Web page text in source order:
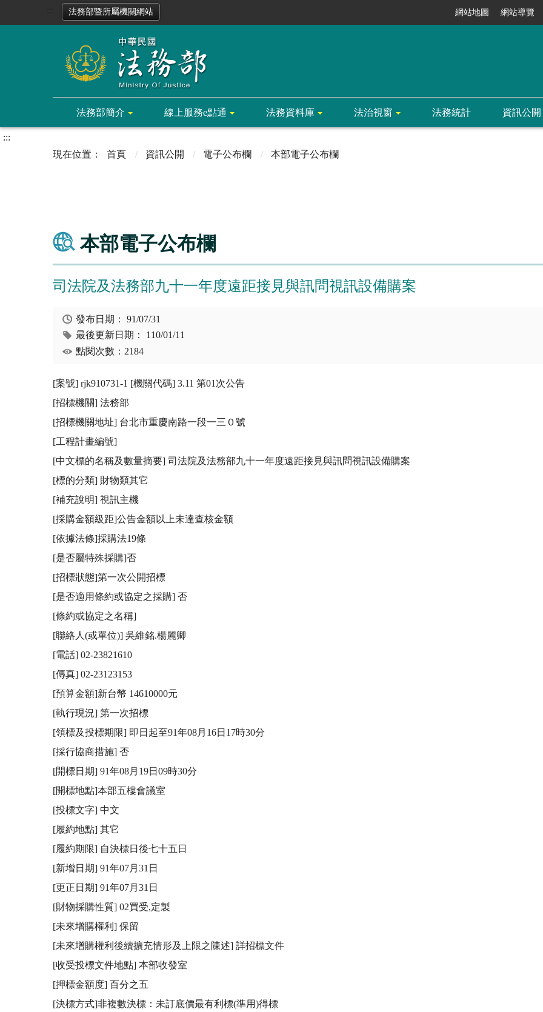
法務部暨所屬機關網站 網站地圖 網站導覽
法務部簡介 線上服務e點通 法務資料庫 法治視窗 法務統計 資訊公開
:::
首頁
資訊公開 電子公布欄 本部電子公布欄
本部電子公布欄
司法院及法務部九十一年度遠距接見與訊問視訊設備購案
發布日期：91/07/31
最後更新日期： 110/01/11
點閱次數：2184
[案號] rjk910731-1 [機關代碼] 3.11 第01次公告
[招標機關] 法務部
[招標機關地址] 台北市重慶南路一段一三０號
[工程計畫編號]
[中文標的名稱及數量摘要] 司法院及法務部九十一年度遠距接見與訊問視訊設備購案
[標的分類] 財物類其它
[補充說明] 視訊主機
[採購金額級距]公告金額以上未達查核金額
[依據法條]採購法19條
[是否屬特殊採購]否
[招標狀態]第一次公開招標
[是否適用條約或協定之採購] 否
[條約或協定之名稱]
[聯絡人(或單位)] 吳維銘.楊麗卿
[電話] 02-23821610
[傳真] 02-23123153
[預算金額]新台幣 14610000元
[執行現況] 第一次招標
[領標及投標期限] 即日起至91年08月16日17時30分
[採行協商措施] 否
[開標日期] 91年08月19日09時30分
[開標地點]本部五樓會議室
[投標文字] 中文
[履約地點] 其它
[履約期限] 自決標日後七十五日
[新增日期] 91年07月31日
[更正日期] 91年07月31日
[財物採購性質] 02買受,定製
[未來增購權利] 保留
[未來增購權利後續擴充情形及上限之陳述] 詳招標文件
[收受投標文件地點] 本部收發室
[押標金額度] 百分之五
[決標方式]非複數決標：未訂底價最有利標(準用)得標